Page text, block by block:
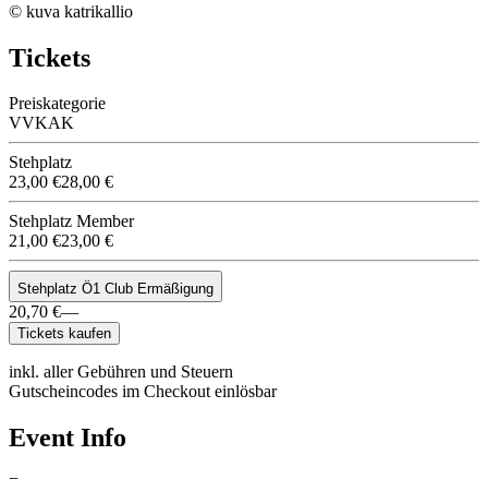
© kuva katrikallio
Tickets
Preiskategorie
VVKAK
Stehplatz
23,00 €28,00 €
Stehplatz Member
21,00 €23,00 €
Stehplatz Ö1 Club Ermäßigung
20,70 €—
Tickets kaufen
inkl. aller Gebühren und Steuern
Gutscheincodes im Checkout einlösbar
Event Info